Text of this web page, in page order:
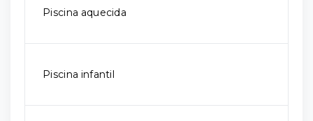
Piscina aquecida
Piscina infantil